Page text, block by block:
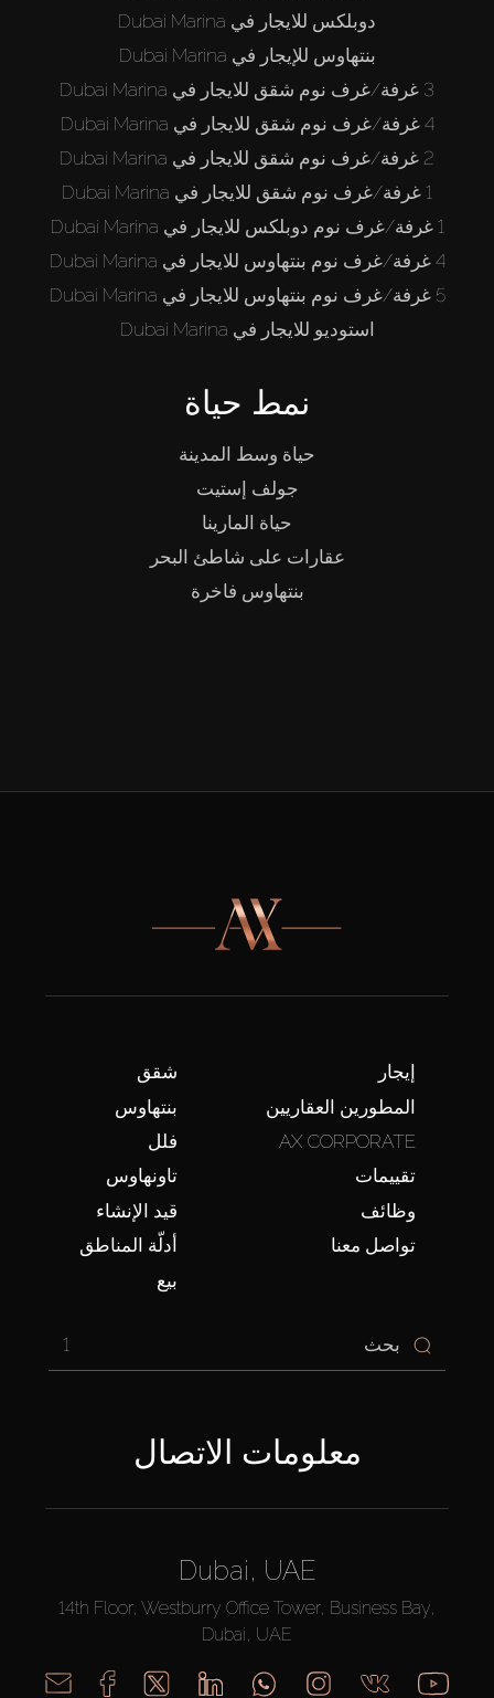
دوبلكس للايجار في Dubai Marina
بنتهاوس للإيجار في Dubai Marina
3 غرفة/غرف نوم شقق للايجار في Dubai Marina
4 غرفة/غرف نوم شقق للايجار في Dubai Marina
2 غرفة/غرف نوم شقق للايجار في Dubai Marina
1 غرفة/غرف نوم شقق للايجار في Dubai Marina
1 غرفة/غرف نوم دوبلكس للايجار في Dubai Marina
4 غرفة/غرف نوم بنتهاوس للايجار في Dubai Marina
5 غرفة/غرف نوم بنتهاوس للايجار في Dubai Marina
استوديو للايجار في Dubai Marina
نمط حياة
حياة وسط المدينة
جولف إستيت
حياة المارينا
عقارات على شاطئ البحر
بنتهاوس فاخرة
شقق
بنتهاوس
فلل
تاونهاوس
قيد الإنشاء
أدلّة المناطق
بيع
إيجار
المطورين العقاريين
AX CORPORATE
تقييمات
وظائف
تواصل معنا
1
معلومات الاتصال
Dubai, UAE
14th Floor, Westburry Office Tower, Business Bay,
Dubai, UAE